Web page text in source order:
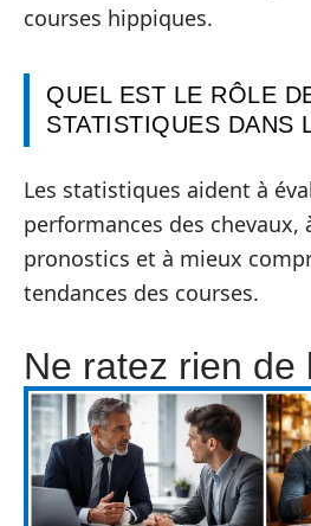
courses hippiques.
QUEL EST LE RÔLE
STATISTIQUES DANS
Les statistiques aident à
performances des chevaux,
pronostics et à mieux
tendances des courses.
Ne ratez rien de